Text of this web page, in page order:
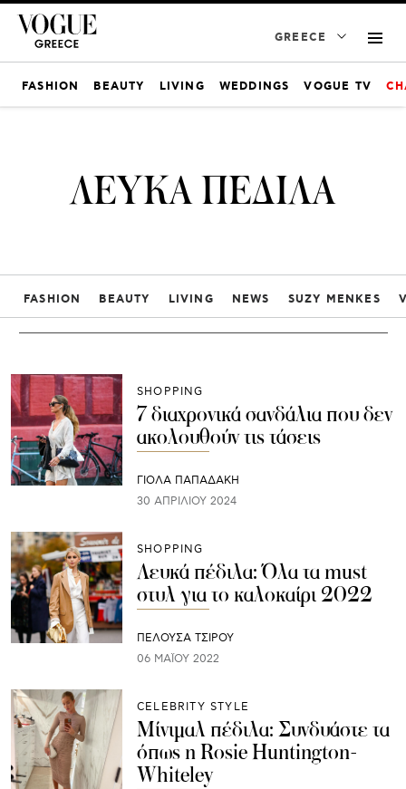
GREECE
FASHION BEAUTY LIVING WEDDINGS VOGUE TV
ΛΕΥΚΑ ΠΕΔΙΛΑ
FASHION BEAUTY LIVING NEWS SUZY MENKES
SHOPPING
7 διαχρονικά σανδάλια που δεν
ακολουθούν τις τάσεις
ΓΙΌΛΑ ΠΑΠΑΔΆΚΗ
30 ΑΠΡΙΛΊΟΥ 2024
SHOPPING
Λευκά πέδιλα: Όλα τα must
στυλ για το καλοκαίρι 2022
ΠΕΛΟΥΣΑ ΤΣΙΡΟΥ
06 ΜΑΪ́ΟΥ 2022
CELEBRITY STYLE
Μίνιμαλ πέδιλα: Συνδυάστε τα
όπως η Rosie Huntington-
Whiteley